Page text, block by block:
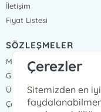
İletişim
Fiyat Listesi
SÖZLEŞMELER
Mesafeli Satış Sözleşmesi
Gizlilik Sözleşmesi
Üyelik Sözleşmesi
Çerez Politikası
Çerezler
Sitemizden en